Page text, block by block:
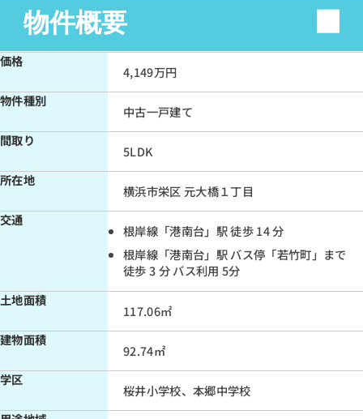
変動+固定mix（1.603%）
％
ボーナス払い（年2回）
返済年数
35年
物件概要
価格
4,149万円
物件種別
中古一戸建て
間取り
5LDK
所在地
横浜市栄区 元大橋１丁目
交通
根岸線「港南台」駅 徒歩 14 分
根岸線「港南台」駅 バス停「若竹町」まで
徒歩 3 分 バス利用 5分
土地面積
117.06㎡
建物面積
92.74㎡
学区
桜井小学校、本郷中学校